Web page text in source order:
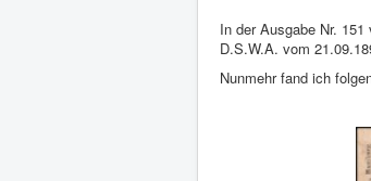
In der Ausgabe Nr.
D.S.W.A. vom
Nunmehr fand ich